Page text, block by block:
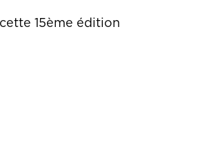
15ème édition